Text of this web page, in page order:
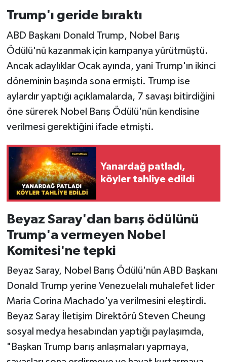
Trump'ı geride bıraktı
ABD Başkanı Donald Trump, Nobel Barış
Ödülü'nü kazanmak için kampanya yürütmüştü.
Ancak adaylıklar Ocak ayında, yani Trump'ın ikinci
döneminin başında sona ermişti. Trump ise
aylardır yaptığı açıklamalarda, 7 savaşı bitirdiğini
öne sürerek Nobel Barış Ödülü'nün kendisine
verilmesi gerektiğini ifade etmişti.
Yanardağ patladı,
köyler tahliye edildi
Beyaz Saray'dan barış ödülünü
Trump'a vermeyen Nobel
Komitesi'ne tepki
Beyaz Saray, Nobel Barış Ödülü'nün ABD Başkanı
Donald Trump yerine Venezuelalı muhalefet lider
Maria Corina Machado'ya verilmesini eleştirdi.
Beyaz Saray İletişim Direktörü Steven Cheung
sosyal medya hesabından yaptığı paylaşımda,
"Başkan Trump barış anlaşmaları yapmaya,